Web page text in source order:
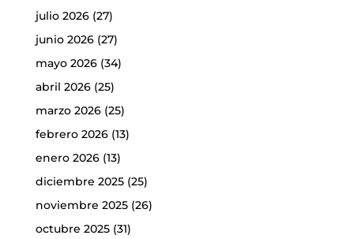
julio 2026(27)
junio 2026(27)
mayo 2026(34)
abril 2026(25)
marzo 2026(25)
febrero 2026(13)
enero 2026(13)
diciembre 2025(25)
noviembre 2025(26)
octubre 2025(31)